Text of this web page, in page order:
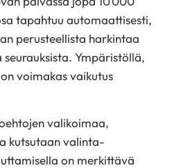
tapahtuu automaattisesti,
perusteellista harkintaa
Ympäristöllä,
voimakas vaikutus
valikoimaa,
kutsutaan valinta-
on merkittävä